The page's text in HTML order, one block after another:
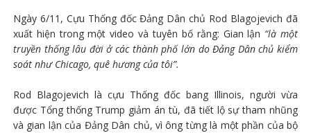
Ngày 6/11, Cựu Thống đốc Đảng Dân chủ Rod Blagojevich đã
xuất hiện trong một video và tuyên bố rằng: Gian lận “là một
truyền thống lâu đời ở các thành phố lớn do Đảng Dân chủ kiểm
soát như Chicago, quê hương của tôi”.
Rod Blagojevich là cựu Thống đốc bang Illinois, người vừa
được Tổng thống Trump giảm án tù, đã tiết lộ sự tham nhũng
và gian lận của Đảng Dân chủ, vì ông từng là một phần của bộ